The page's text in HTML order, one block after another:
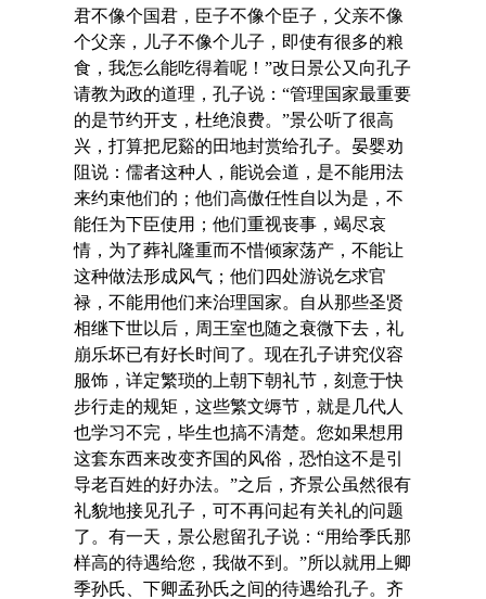
君不像个国君，臣子不像个臣子，父亲不像
个父亲，儿子不像个儿子，即使有很多的粮
食，我怎么能吃得着呢！”改日景公又向孔子
请教为政的道理，孔子说：“管理国家最重要
的是节约开支，杜绝浪费。”景公听了很高
兴，打算把尼谿的田地封赏给孔子。晏婴劝
阻说：儒者这种人，能说会道，是不能用法
来约束他们的；他们高傲任性自以为是，不
能任为下臣使用；他们重视丧事，竭尽哀
情，为了葬礼隆重而不惜倾家荡产，不能让
这种做法形成风气；他们四处游说乞求官
禄，不能用他们来治理国家。自从那些圣贤
相继下世以后，周王室也随之衰微下去，礼
崩乐坏已有好长时间了。现在孔子讲究仪容
服饰，详定繁琐的上朝下朝礼节，刻意于快
步行走的规矩，这些繁文缛节，就是几代人
也学习不完，毕生也搞不清楚。您如果想用
这套东西来改变齐国的风俗，恐怕这不是引
导老百姓的好办法。”之后，齐景公虽然很有
礼貌地接见孔子，可不再问起有关礼的问题
了。有一天，景公慰留孔子说：“用给季氏那
样高的待遇给您，我做不到。”所以就用上卿
季孙氏、下卿孟孙氏之间的待遇给孔子。齐